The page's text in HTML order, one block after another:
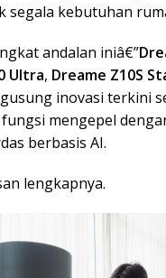
segala kebutuhan
andalan iniâ€”
Ultra, Dreame Z10S
inovasi terkini
mengepel
berbasis AI.
lengkapnya.